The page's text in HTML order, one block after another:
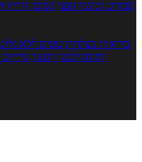
ספורט וכושר גופני נשים, הריון
בריאות בצלחת טעים ללא
תזונה לבטן רגועה